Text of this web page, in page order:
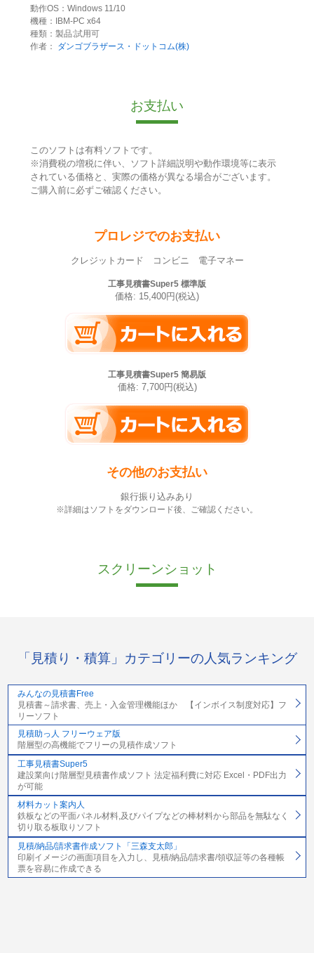
動作OS：Windows 11/10
機種：IBM-PC x64
種類：製品:試用可
作者：
ダンゴブラザース・ドットコム(株)
お支払い
このソフトは有料ソフトです。
※消費税の増税に伴い、ソフト詳細説明や動作環境等に表示
されている価格と、実際の価格が異なる場合がございます。
ご購入前に必ずご確認ください。
プロレジでのお支払い
クレジットカード コンビニ 電子マネー
工事見積書Super5 標準版
価格: 15,400円(税込)
工事見積書Super5 簡易版
価格: 7,700円(税込)
その他のお支払い
銀行振り込みあり
※詳細はソフトをダウンロード後、ご確認ください。
スクリーンショット
「見積り・積算」カテゴリーの人気ランキング
みんなの見積書Free
見積書～請求書、売上・入金管理機能ほか 【インボイス制度対応】フ
リーソフト
見積助っ人 フリーウェア版
階層型の高機能でフリーの見積作成ソフト
工事見積書Super5
建設業向け階層型見積書作成ソフト 法定福利費に対応 Excel・PDF出力
が可能
材料カット案内人
鉄板などの平面パネル材料,及びパイプなどの棒材料から部品を無駄なく
切り取る板取りソフト
見積/納品/請求書作成ソフト「三森支太郎」
印刷イメージの画面項目を入力し、見積/納品/請求書/領収証等の各種帳
票を容易に作成できる